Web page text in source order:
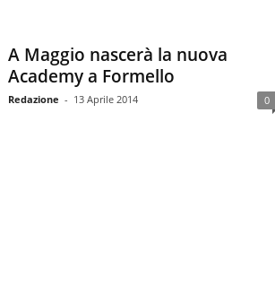
A Maggio nascerà la nuova
Academy a Formello
Redazione - 13 Aprile 2014 0